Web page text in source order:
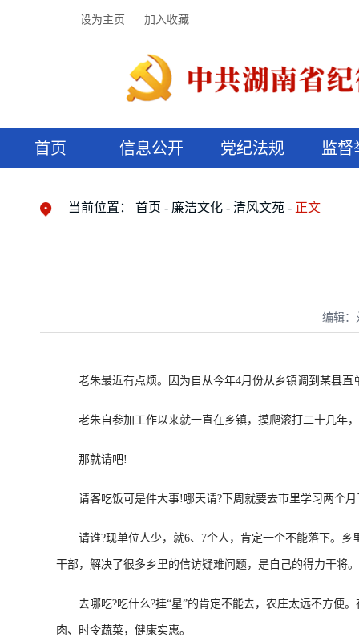
设为主页 加入收藏
首页 信息公开 党纪法规 监督
当前位置： 首页 廉洁文化 清风文苑 正文
编辑：
老朱最近有点烦。因为自从今年4月份从乡镇调到某县直
老朱自参加工作以来就一直在乡镇，摸爬滚打二十几年，
那就请吧!
请客吃饭可是件大事!哪天请?下周就要去市里学习两个月
请谁?现单位人少，就6、7个人，肯定一个不能落下。乡
干部，解决了很多乡里的信访疑难问题，是自己的得力干将
去哪吃?吃什么?挂“星”的肯定不能去，农庄太远不方便。
肉、时令蔬菜，健康实惠。